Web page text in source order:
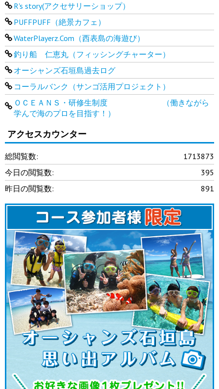
R's story(アクセサリーショップ）
PUFFPUFF（絶景カフェ）
WaterPlayerz.Com（西表島の海遊び）
釣り船 仁恵丸（フィッシングチャーター）
オーシャンズ石垣島過去ログ
コーラルバンク（サンゴ活用プロジェクト）
ＯＣＥＡＮＳ・研修生制度 （働きながら
学んで海のプロを目指す！）
アクセスカウンター
1713873
総閲覧数:
395
今日の閲覧数:
891
昨日の閲覧数: